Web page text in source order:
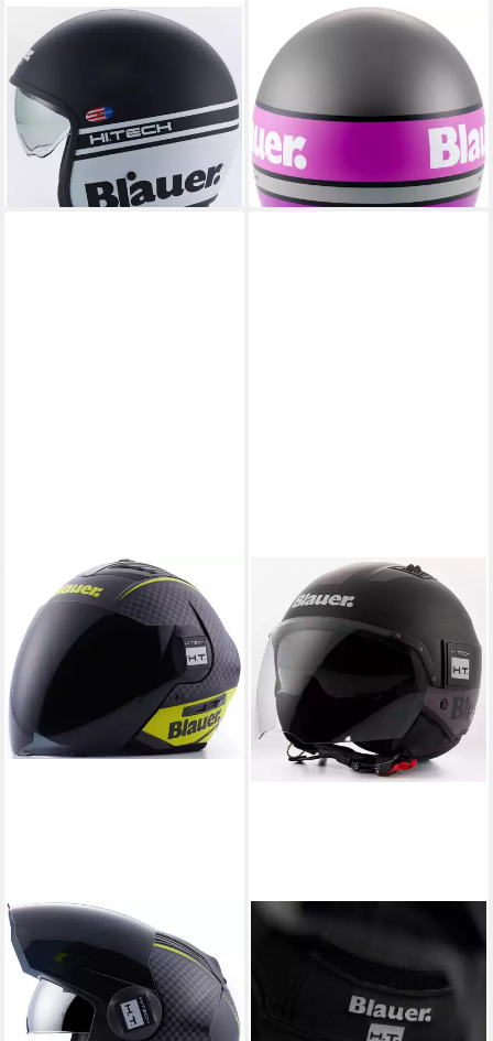
BLAUER
Motorradhelm Pilot 1.100
Sonnenvisier
151,80 € 209,00 €
-27%
lieferbar - in 4-5 Werktagen bei dir
BLAUER
Motorradhelm Pilot 4.0
Jethelm, vorbereitet für
Sonnenvisier
139,60 €
lieferbar - in 4-5 Werktagen bei dir